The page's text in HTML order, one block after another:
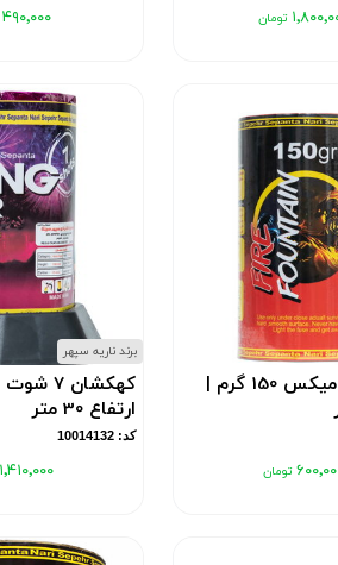
۴۹۰٬۰۰۰
آبشار جرقه میکس 150 گرم |
برند ناریه سپهر
ارتفاع 30 متر
کد: 10014132
۱٬۴۱۰٬۰۰۰